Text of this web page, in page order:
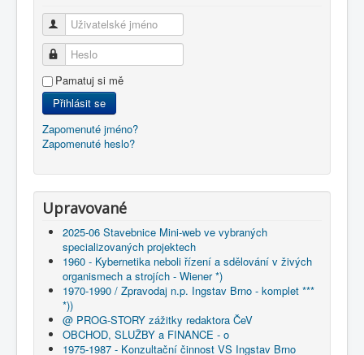
Uživatelské jméno
Heslo
Pamatuj si mě
Přihlásit se
Zapomenuté jméno?
Zapomenuté heslo?
Upravované
2025-06 Stavebnice Mini-web ve vybraných
specializovaných projektech
1960 - Kybernetika neboli řízení a sdělování v živých
organismech a strojích - Wiener *)
1970-1990 / Zpravodaj n.p. Ingstav Brno - komplet ***
*))
@ PROG-STORY zážitky redaktora ČeV
OBCHOD, SLUŽBY a FINANCE - o
1975-1987 - Konzultační činnost VS Ingstav Brno